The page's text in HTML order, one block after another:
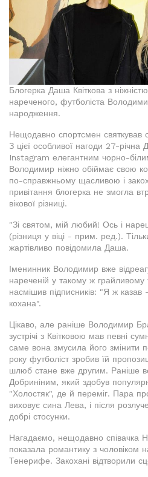
Блогерка Даша Квіткова з
нареченого, футболіста
народження.
Нещодавно спортсмен святкував
З цієї особливої нагоди 27-річна
Instagram елегантним чорно-
Володимир ніжно обіймає свою
по-справжньому щасливою і
привітання блогерка не змогла
вікової різниці.
"Зі святом, мій любий! Ось і
(різниця у віці - прим. ред.).
жартівливо повідомила Даша.
Іменинник Володимир вже
нареченій у такому ж
насмішив підписників: "Я ж
кохана".
Цікаво, але раніше Володимир
зустрічі з Квітковою мав певні
саме вона змусила його змінити
року футболіст зробив їй
шлюб стане вже другим. Раніше
Добриніним, який здобув
"Холостяк", де й переміг. Пара
виховує сина Лева, і після
добрі стосунки.
Нагадаємо, нещодавно співачка
показала романтику з чоловіком
Тенерифе. Закохані відтворили